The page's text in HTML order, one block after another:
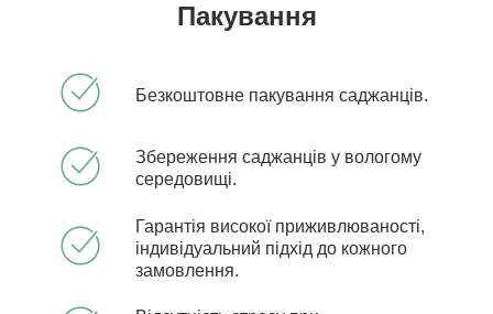
Пакування
Безкоштовне пакування саджанців.
Збереження саджанців у вологому
середовищі.
Гарантія високої приживлюваності,
індивідуальний підхід до кожного
замовлення.